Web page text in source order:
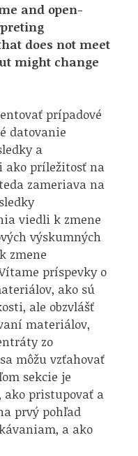
and open-
does not meet
might change
prípadové
datovanie
a
ako príležitosť na
zameriava na
viedli k zmene
výskumných
zmene
príspevky o
ako sú
ale obzvlášť
materiálov,
zo
môžu vzťahovať
sekcie je
pristupovať a
prvý pohľad
a ako